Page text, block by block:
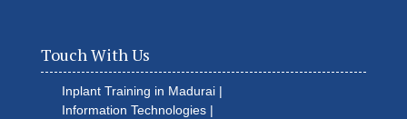
Touch With Us
Inplant Training in Madurai |
Information Technologies |